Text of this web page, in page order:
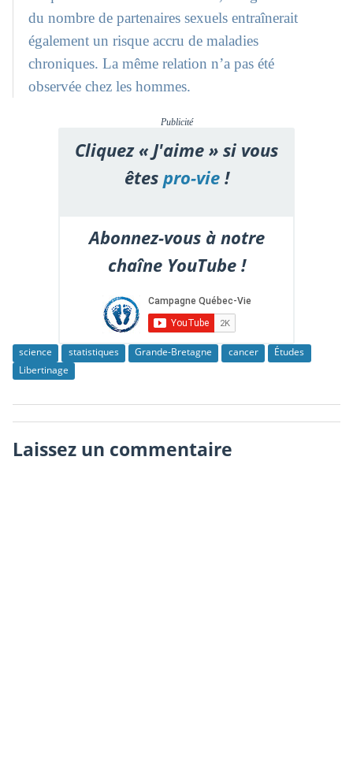
du nombre de partenaires sexuels entraînerait
également un risque accru de maladies
chroniques. La même relation n’a pas été
observée chez les hommes.
Publicité
Cliquez « J'aime » si vous
êtespro-vie!
Abonnez-vous à notre
chaîne YouTube !
science statistiques Grande-Bretagne cancer
Études
Libertinage
Laissez un commentaire